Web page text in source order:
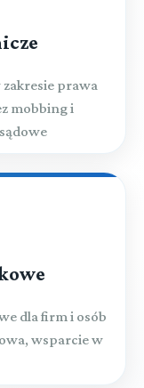
prawa
mobbing i
dla firm i osób
wsparcie w